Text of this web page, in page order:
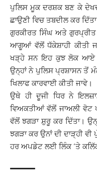
ਪੁਲਿਸ ਮੂਕ ਦਰਸ਼ਕ ਬਣ ਕੇ
ਛਾਉਣੀ ਵਿਚ ਤਬਦੀਲ ਕਰ
ਗੁਰਕੀਰਤ ਸਿੰਘ ਅਤੇ ਗੁਰਪ੍ਰੀਤ
ਆਗੂਆਂ ਵੱਲੋਂ ਧੱਕੇਸ਼ਾਹੀ ਕੀਤੀ
ਖੜ੍ਹੇ ਸਨ ਇਹ ਕੁਝ ਲੋਕ ਆਏ
ਉਨ੍ਹਾਂ ਨੇ ਪੁਲਿਸ ਪ੍ਰਸ਼ਾਸਨ ਤੋਂ
ਖਿਲਾਫ ਕਾਰਵਾਈ ਕੀਤੀ ਜਾਵੇ।
ਉਥੇ ਹੀ ਦੂਜੀ ਧਿਰ ਨੇ
ਵਿਅਕਤੀਆਂ ਵੱਲੋਂ ਜਾਅਲੀ ਵੋਟ
ਵੱਲੋਂ ਝਗੜਾ ਸ਼ੁਰੂ ਕਰ ਦਿੱਤਾ।
ਝਗੜਾ ਕਰ ਉਨਾਂ ਦੀ ਦਾੜ੍ਹੀ
ਹਰ ਅਪਡੇਟ ਲਈ ਲਿੰਕ ‘ਤੇ